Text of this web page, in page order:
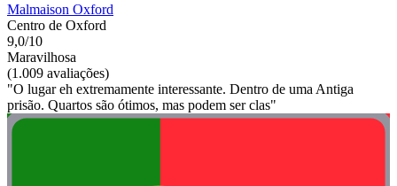
Malmaison Oxford
Centro de Oxford
9,0/10
Maravilhosa
(1.009 avaliações)
"O lugar eh extremamente interessante. Dentro de uma Antiga
prisão. Quartos são ótimos, mas podem ser clas"